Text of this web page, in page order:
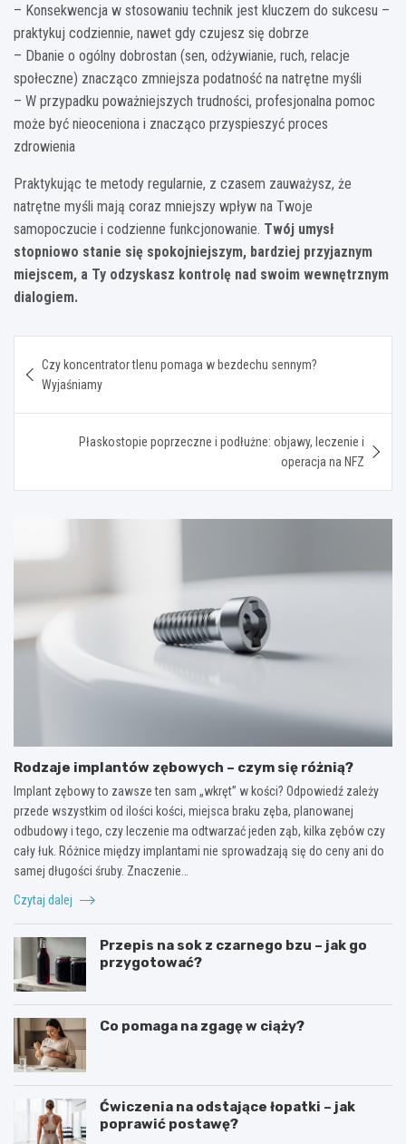
– Konsekwencja w stosowaniu technik jest kluczem do sukcesu –
praktykuj codziennie, nawet gdy czujesz się dobrze
– Dbanie o ogólny dobrostan (sen, odżywianie, ruch, relacje
społeczne) znacząco zmniejsza podatność na natrętne myśli
– W przypadku poważniejszych trudności, profesjonalna pomoc
może być nieoceniona i znacząco przyspieszyć proces
zdrowienia
Praktykując te metody regularnie, z czasem zauważysz, że
natrętne myśli mają coraz mniejszy wpływ na Twoje
samopoczucie i codzienne funkcjonowanie. Twój umysł
stopniowo stanie się spokojniejszym, bardziej przyjaznym
miejscem, a Ty odzyskasz kontrolę nad swoim wewnętrznym
dialogiem.
wpisu
Czy koncentrator tlenu pomaga w bezdechu sennym?
Wyjaśniamy
Płaskostopie poprzeczne i podłużne: objawy, leczenie i
operacja na NFZ
Rodzaje implantów zębowych – czym się różnią?
Implant zębowy to zawsze ten sam „wkręt” w kości? Odpowiedź zależy
przede wszystkim od ilości kości, miejsca braku zęba, planowanej
odbudowy i tego, czy leczenie ma odtwarzać jeden ząb, kilka zębów czy
cały łuk. Różnice między implantami nie sprowadzają się do ceny ani do
samej długości śruby. Znaczenie…
Czytaj dalej
Przepis na sok z czarnego bzu – jak go
przygotować?
Co pomaga na zgagę w ciąży?
Ćwiczenia na odstające łopatki – jak
poprawić postawę?